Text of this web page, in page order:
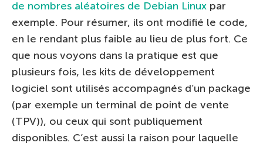
de nombres aléatoires de Debian Linux par
exemple. Pour résumer, ils ont modifié le code,
en le rendant plus faible au lieu de plus fort. Ce
que nous voyons dans la pratique est que
plusieurs fois, les kits de développement
logiciel sont utilisés accompagnés d’un package
(par exemple un terminal de point de vente
(TPV)), ou ceux qui sont publiquement
disponibles. C’est aussi la raison pour laquelle